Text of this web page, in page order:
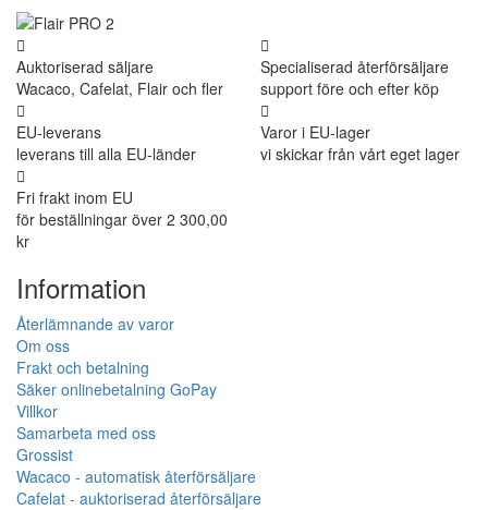
Auktoriserad säljare
Wacaco, Cafelat, Flair och fler
Specialiserad återförsäljare
support före och efter köp
EU-leverans
leverans till alla EU-länder
Varor i EU-lager
vi skickar från vårt eget lager
Fri frakt inom EU
för beställningar över 2 300,00
kr
Information
Återlämnande av varor
Om oss
Frakt och betalning
Säker onlinebetalning GoPay
Villkor
Samarbeta med oss
Grossist
Wacaco - automatisk återförsäljare
Cafelat - auktoriserad återförsäljare